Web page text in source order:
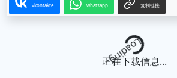
vkontakte whatsapp 复制链接
Loading...
正在下载信息...